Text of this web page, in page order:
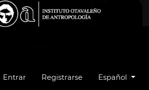
Entrar Registrarse Cambiar el
Español